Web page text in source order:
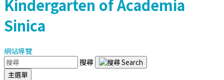
Kindergarten of Academia
Sinica
網站導覽
搜尋
主選單